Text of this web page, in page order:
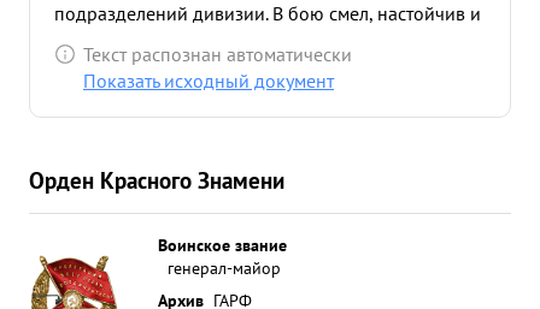
подразделений дивизии. В бою смел, настойчив и
решителен. Требователен к себе и подчиненным.
Политически развит. Мотально устойчив. Партии
награждения за выслугу лет в Красной его
Старшии. орденом ЛЕНИНА. ...»
Текст распознан автоматически
Показать исходный документ
Орден Красного Знамени
Воинское звание
генерал-майор
Архив ГАРФ